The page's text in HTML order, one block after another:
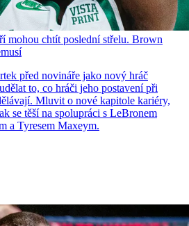
mohou chtít poslední střelu. Brown
před novináře jako nový hráč
to, co hráči jeho postavení při
Mluvit o nové kapitole kariéry,
se těší na spolupráci s LeBronem
a Tyresem Maxeym.